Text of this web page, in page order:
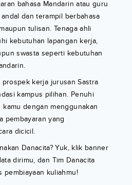
bahasa Mandarin atau guru
dan terampil berbahasa
tulisan. Tenaga ahli
kebutuhan lapangan kerja,
swasta seperti kebutuhan
kerja jurusan Sastra
kampus pilihan. Penuhi
dengan menggunakan
pembayaran yang
dicicil.
Danacita? Yuk, klik banner
dirimu, dan Tim Danacita
pembiayaan kuliahmu!